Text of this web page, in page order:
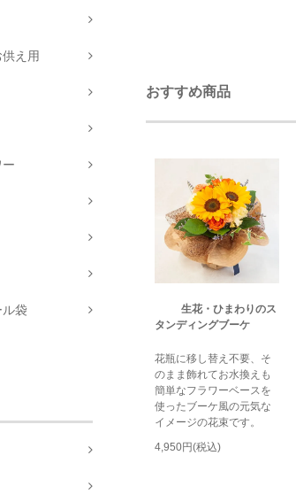
え用
ル袋
おすすめ商品
生花・ひまわりのス
タンディングブーケ
花瓶に移し替え不要、そ
のまま飾れてお水換えも
簡単なフラワーベースを
使ったブーケ風の元気な
イメージの花束です。
4,950円(税込)